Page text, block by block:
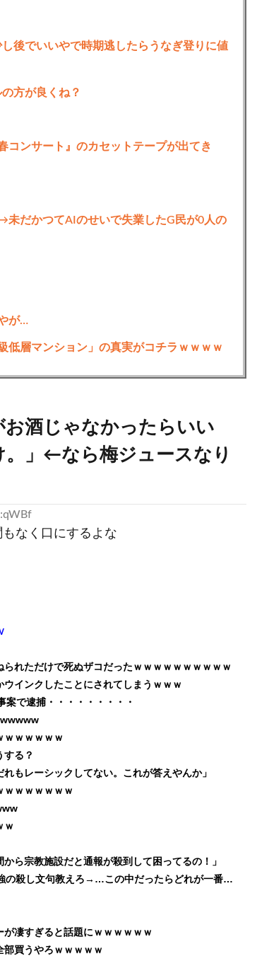
後でいいやで時期逃したらうなぎ登りに値
方が良くね？
コンサート』のカセットテープが出てき
だかつてAIのせいで失業したG民が0人の
が…
低層マンション」の真実がコチラｗｗｗｗ
お酒じゃなかったらいい
。」←なら梅ジュースなり
なく口にするよな
れただけで死ぬザコだったｗｗｗｗｗｗｗｗｗｗ
インクしたことにされてしまうｗｗｗ
案で逮捕・・・・・・・・・
ｗｗｗｗｗｗ
する？
もレーシックしてない。これが答えやんか」
ｗｗｗｗｗｗｗ
ｗ
ら宗教施設だと通報が殺到して困ってるの！」
【恋報】イケオジワイ(54)、バイト先のJDに告白を決意。最強の殺し文句教えろ→…この中だったらどれが一番ええと思う？
が凄すぎると話題にｗｗｗｗｗｗ
部買うやろｗｗｗｗｗ